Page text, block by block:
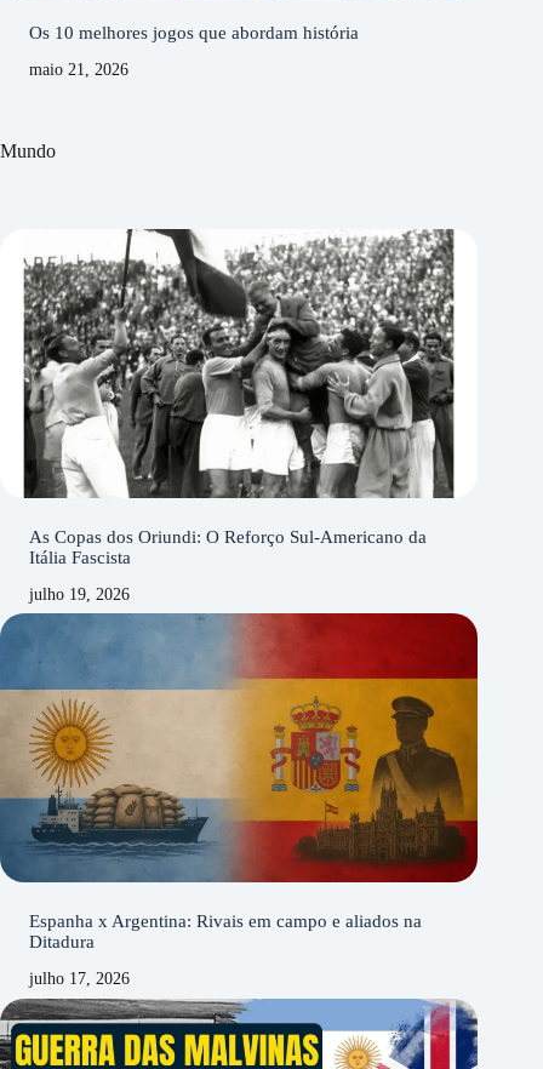
Os 10 melhores jogos que abordam história
maio 21, 2026
Mundo
As Copas dos Oriundi: O Reforço Sul-Americano da
Itália Fascista
julho 19, 2026
Espanha x Argentina: Rivais em campo e aliados na
Ditadura
julho 17, 2026